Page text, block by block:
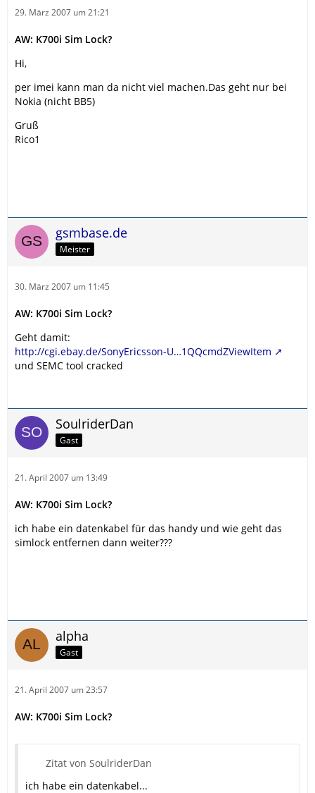
29. März 2007 um 21:21
AW: K700i Sim Lock?
Hi,
per imei kann man da nicht viel machen.Das geht nur bei
Nokia (nicht BB5)
Gruß
Rico1
gsmbase.de
Meister
30. März 2007 um 11:45
AW: K700i Sim Lock?
Geht damit:
http://cgi.ebay.de/SonyEricsson-U…1QQcmdZViewItem
und SEMC tool cracked
SoulriderDan
Gast
21. April 2007 um 13:49
AW: K700i Sim Lock?
ich habe ein datenkabel für das handy und wie geht das
simlock entfernen dann weiter???
alpha
Gast
21. April 2007 um 23:57
AW: K700i Sim Lock?
Zitat von SoulriderDan
ich habe ein datenkabel...